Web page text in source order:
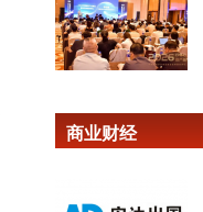
商业财经